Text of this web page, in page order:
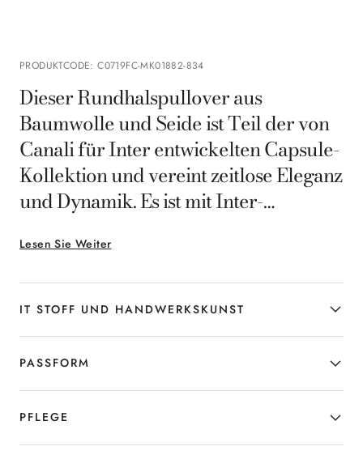
PRODUKTCODE:C0719FC-MK01882-834
Lesen Sie Weiter
Dieser Rundhalspullover aus
Baumwolle und Seide ist Teil der von
Canali für Inter entwickelten Capsule-
Kollektion und vereint zeitlose Eleganz
und Dynamik. Es ist mit Inter-
versehen und besteht aus einem Stoff,
der für Leichtigkeit und Komfort sorgt,
während das kontrastierende Profil
am Ausschnitt einen Hauch von
Bewegung verleiht.
IT STOFF UND HANDWERKSKUNST
PASSFORM
PFLEGE